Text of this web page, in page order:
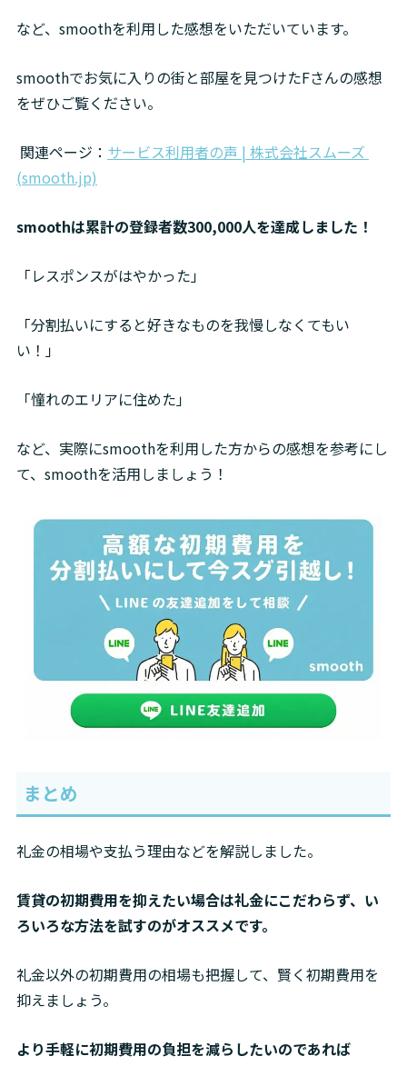
など、smoothを利用した感想をいただいています。
smoothでお気に入りの街と部屋を見つけたFさんの感想
をぜひご覧ください。
関連ページ： サービス利用者の声 | 株式会社スムーズ
(smooth.jp)
smoothは累計の登録者数300,000人を達成しました！
「レスポンスがはやかった」
「分割払いにすると好きなものを我慢しなくてもい
い！」
「憧れのエリアに住めた」
など、実際にsmoothを利用した方からの感想を参考にし
て、smoothを活用しましょう！
まとめ
礼金の相場や支払う理由などを解説しました。
賃貸の初期費用を抑えたい場合は礼金にこだわらず、い
ろいろな方法を試すのがオススメです。
礼金以外の初期費用の相場も把握して、賢く初期費用を
抑えましょう。
より手軽に初期費用の負担を減らしたいのであれば